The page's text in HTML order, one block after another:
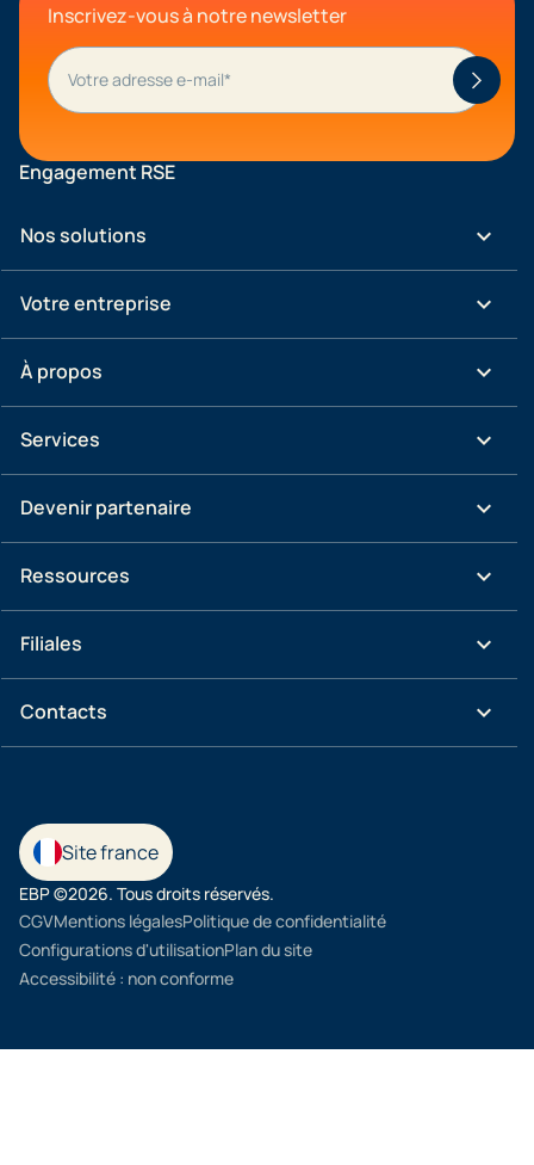
Inscrivez-vous à notre newsletter
Engagement RSE
Nos solutions keyboard_arrow_down
Votre entreprise keyboard_arrow_down
À propos keyboard_arrow_down
Services keyboard_arrow_down
Devenir partenaire keyboard_arrow_down
Ressources keyboard_arrow_down
Filiales keyboard_arrow_down
Contacts keyboard_arrow_down
Site france
EBP ©2026. Tous droits réservés.
CGVMentions légalesPolitique de confidentialité
Configurations d'utilisationPlan du site
Accessibilité : non conforme